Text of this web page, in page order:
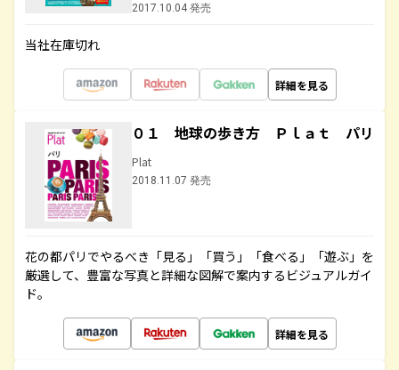
2017.10.04 発売
当社在庫切れ
詳細を見る
０１ 地球の歩き方 Ｐｌａｔ パリ
Plat
2018.11.07 発売
花の都パリでやるべき「見る」「買う」「食べる」「遊ぶ」を
厳選して、豊富な写真と詳細な図解で案内するビジュアルガイ
ド。
詳細を見る